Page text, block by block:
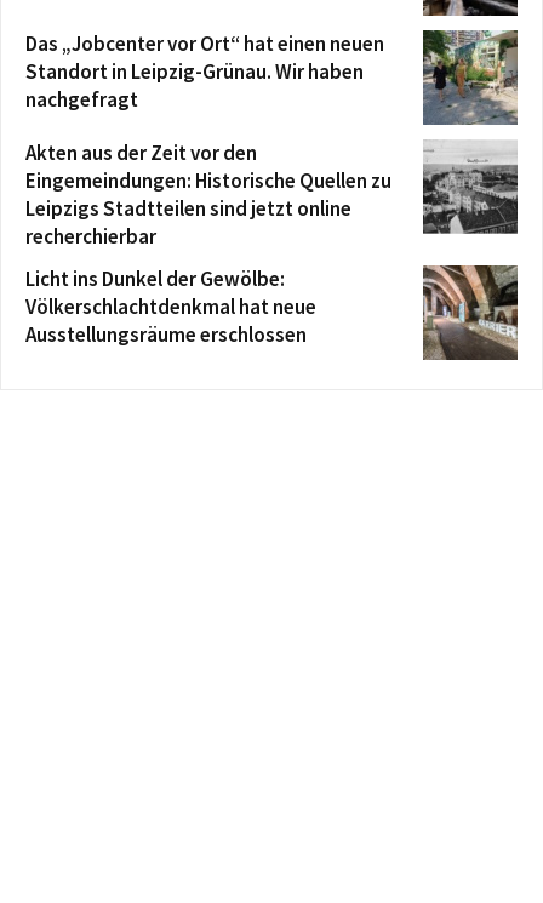
Das „Jobcenter vor Ort“ hat einen neuen
Standort in Leipzig-Grünau. Wir haben
nachgefragt
Akten aus der Zeit vor den
Eingemeindungen: Historische Quellen zu
Leipzigs Stadtteilen sind jetzt online
recherchierbar
Licht ins Dunkel der Gewölbe:
Völkerschlachtdenkmal hat neue
Ausstellungsräume erschlossen